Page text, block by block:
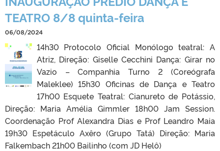
TEATRO 8/8 quinta-feira
06/08/2024
14h30 Protocolo Oficial Monólogo teatral: A
Atriz, Direção: Giselle Cecchini Dança: Girar no
Vazio – Companhia Turno 2 (Coreógrafa
Maleklee) 15h30 Oficinas de Dança e Teatro
17h00 Esquete Teatral: Cianureto de Potássio,
Direção: Maria Amélia Gimmler 18h00 Jam Session.
Coordenação Prof Alexandra Dias e Prof Leandro Maia
19h30 Espetáculo Axêro (Grupo Tatá) Direção: Maria
Falkembach 21h00 Bailinho (com JD Helô)